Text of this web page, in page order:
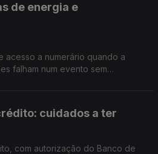
de energia e
acesso a numerário quando a
falham num evento sem
cuidados a ter
com autorização do Banco de